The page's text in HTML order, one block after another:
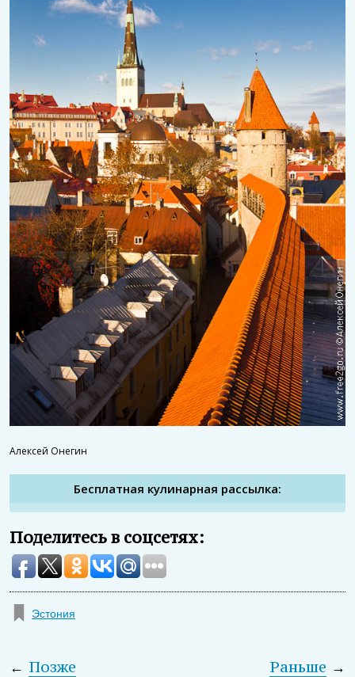
Алексей Онегин
Бесплатная кулинарная рассылка:
Поделитесь в соцсетях:
Эстония
← Позже →
Раньше